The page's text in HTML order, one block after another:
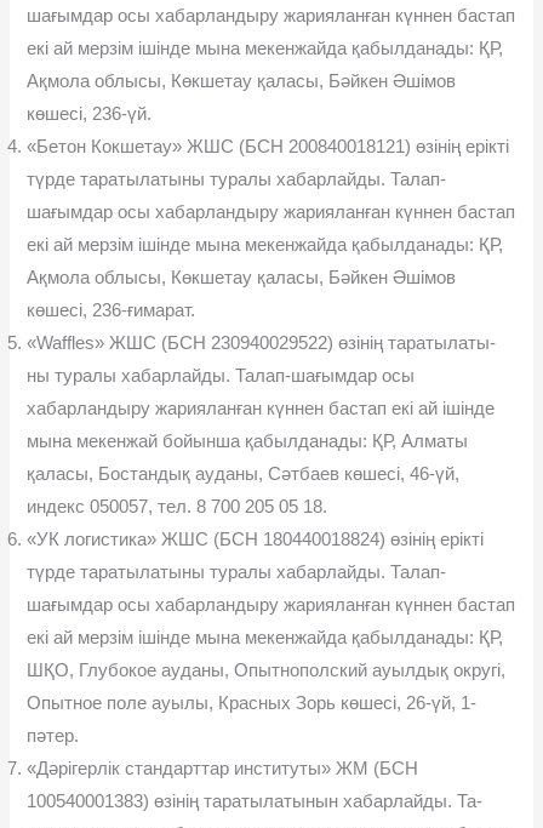
шағымдар осы хабарландыру жарияланған күннен бастап
екі ай мерзім ішінде мына мекенжайда қабылданады: ҚР,
Ақмола облысы, Көкшетау қаласы, Бəйкен Əшімов
көшесі, 236-үй.
«Бетон Кокшетау» ЖШС (БСН 200840018121) өзінің ерікті
түрде таратылатыны туралы хабарлайды. Талап-
шағымдар осы хабарландыру жарияланған күннен бастап
екі ай мерзім ішінде мына мекенжайда қабылданады: ҚР,
Ақмола облысы, Көкшетау қаласы, Бəйкен Əшімов
көшесі, 236-ғимарат.
«Waffles» ЖШС (БСН 230940029522) өзінің таратылаты-
ны туралы хабарлайды. Талап-шағымдар осы
хабарландыру жарияланған күннен бастап екі ай ішінде
мына мекенжай бойынша қабылданады: ҚР, Алматы
қаласы, Бостандық ауданы, Сəтбаев көшесі, 46-үй,
индекс 050057, тел. 8 700 205 05 18.
«УК логистика» ЖШС (БСН 180440018824) өзінің ерікті
түрде таратылатыны туралы хабарлайды. Талап-
шағымдар осы хабарландыру жарияланған күннен бастап
екі ай мерзім ішінде мына мекенжайда қабылданады: ҚР,
ШҚО, Глубокое ауданы, Опытнополский ауылдық округі,
Опытное поле ауылы, Красных Зорь көшесі, 26-үй, 1-
пəтер.
«Дəрігерлік стандарттар институты» ЖМ (БСН
100540001383) өзiнiң таратылатынын хабарлайды. Та-